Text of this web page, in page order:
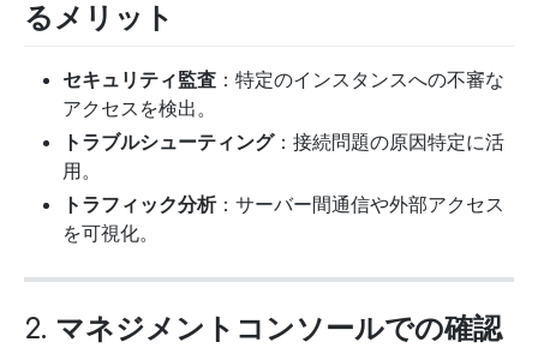
るメリット
セキュリティ監査 ：特定のインスタンスへの不審な
アクセスを検出。
トラブルシューティング：接続問題の原因特定に活
用。
トラフィック分析：サーバー間通信や外部アクセス
を可視化。
2. マネジメントコンソールでの確認